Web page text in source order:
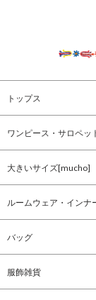
トップス
ワンピース・サロペッ
大きいサイズ[mucho]
ルームウェア・インナ
バッグ
服飾雑貨